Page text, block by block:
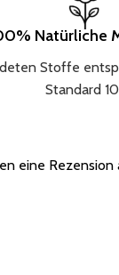
Natürliche
Stoffe
Standard
eine Rezension